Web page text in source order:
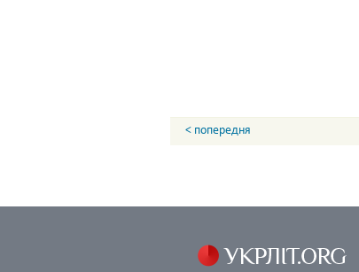
< попередня